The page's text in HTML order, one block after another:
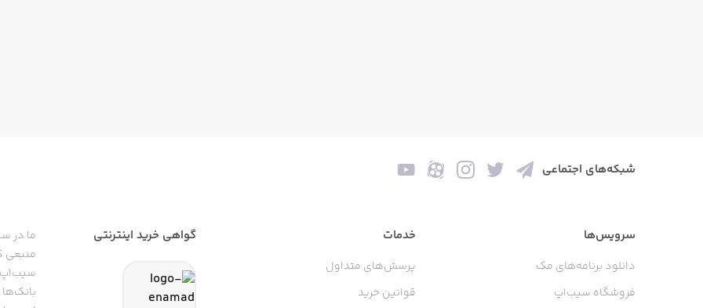
شبکه‌های اجتماعی
سرویس‌ها
دانلود برنامه‌های مک
فروشگاه سیب‌اپ
خدمات
پرسش‌های متداول
قوانین خرید
گواهی خرید اینترنتی
ما در
منبعی
سیب‌اپ